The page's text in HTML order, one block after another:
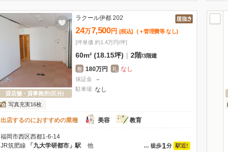
貸店舗・貸事務所(区分)
写真充実16枚
ラクール伊都 202
24万7,500 円 [税込] (＋管理費等 なし)
[坪単価 約1.4万円/坪]
60m² (18.15坪) | 2階/3階建
敷 180万円 礼 なし
保証金 －
駐車場 なし
出店するのにおすすめの業種 美容 教育
福岡市西区西都1-6-14
… 徒歩1分 駅近!
JR筑肥線 「九大学研都市」駅 他